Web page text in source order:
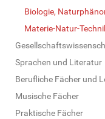
Biologie,
Materie-Natur-
Sprachen und Literatur
Berufliche Fächer und
Musische Fächer
Praktische Fächer